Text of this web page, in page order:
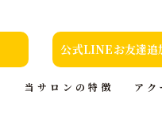
公式LINEお友達追
当サロンの特徴 アク